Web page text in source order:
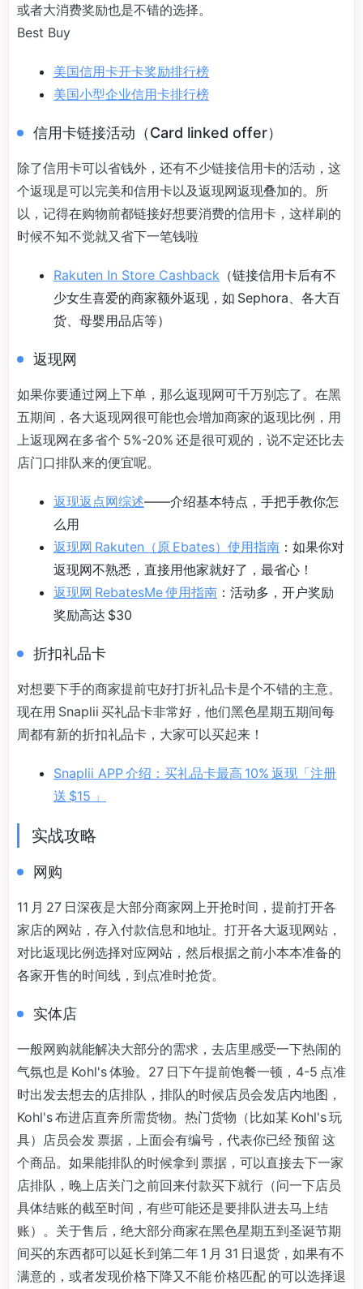
或者大消费奖励也是不错的选择。
Best Buy
美国信用卡开卡奖励排行榜
美国小型企业信用卡排行榜
信用卡链接活动（Card linked offer）
除了信用卡可以省钱外，还有不少链接信用卡的活动，这
个返现是可以完美和信用卡以及返现网返现叠加的。所
以，记得在购物前都链接好想要消费的信用卡，这样刷的
时候不知不觉就又省下一笔钱啦
Rakuten In Store Cashback （链接信用卡后有不
少女生喜爱的商家额外返现，如 Sephora、各大百
货、母婴用品店等）
返现网
如果你要通过网上下单，那么返现网可千万别忘了。在黑
五期间，各大返现网很可能也会增加商家的返现比例，用
上返现网在多省个 5%-20% 还是很可观的，说不定还比去
店门口排队来的便宜呢。
返现返点网综述——介绍基本特点，手把手教你怎
么用
返现网 Rakuten（原 Ebates）使用指南 ：如果你对
返现网不熟悉，直接用他家就好了，最省心！
返现网 RebatesMe 使用指南 ：活动多，开户奖励
奖励高达 $30
折扣礼品卡
对想要下手的商家提前屯好打折礼品卡是个不错的主意。
现在用 Snaplii 买礼品卡非常好，他们黑色星期五期间每
周都有新的折扣礼品卡，大家可以买起来！
Snaplii APP 介绍：买礼品卡最高 10% 返现「注册
送 $15 」
实战攻略
网购
11 月 27 日深夜是大部分商家网上开抢时间，提前打开各
家店的网站，存入付款信息和地址。打开各大返现网站，
对比返现比例选择对应网站，然后根据之前小本本准备的
各家开售的时间线，到点准时抢货。
实体店
一般网购就能解决大部分的需求，去店里感受一下热闹的
气氛也是 Kohl's 体验。27 日下午提前饱餐一顿，4-5 点准
时出发去想去的店排队，排队的时候店员会发店内地图，
Kohl's 布进店直奔所需货物。热门货物（比如某 Kohl's 玩
具）店员会发 票据，上面会有编号，代表你已经 预留 这
个商品。如果能排队的时候拿到 票据，可以直接去下一家
店排队，晚上店关门之前回来付款买下就行（问一下店员
具体结账的截至时间，有些可能还是要排队进去马上结
账）。关于售后，绝大部分商家在黑色星期五到圣诞节期
间买的东西都可以延长到第二年 1 月 31 日退货，如果有不
满意的，或者发现价格下降又不能 价格匹配 的可以选择退